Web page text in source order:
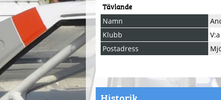
Tävlande
Namn
Klubb
Postadress
Historik